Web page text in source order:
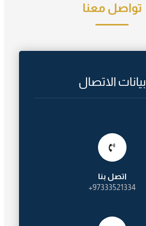
بيانات الاتصال
اتصل بنا
97333521334+
تواصل معنا